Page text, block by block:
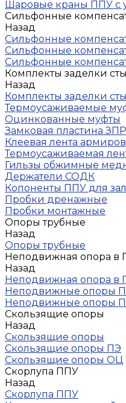
Шаровые краны ППУ с
Сильфонные
Назад
Сильфонные
Сильфонные
Сильфонные
Комплекты заделки
Назад
Комплекты заделки
Термоусаживаемые
Оцинкованные муфты
Замковая пластина ЗПР
Клеевая лента
Термоусаживаемая
Гильзы обжимные
Держатели СОДК
Копоненты ППУ для
Пробки дренажные
Пробки монтажные
Опоры трубные
Назад
Опоры трубные
Неподвижная опора в
Назад
Неподвижная опора в
Неподвижные опоры
Неподвижные опоры
Скользящие опоры
Назад
Скользящие опоры
Скользящие опоры ПЭ
Скользящие опоры ОЦ
Скорлупа ППУ
Назад
Скорлупа ППУ